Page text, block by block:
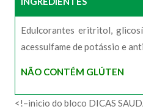
Edulcorantes eritritol,
acessulfame de potássio e
NÃO CONTÉM GLÚTEN
<!–inicio do bloco DICAS